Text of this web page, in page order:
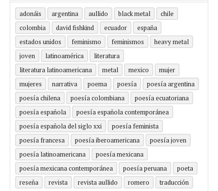
adonáis argentina aullido black metal
chile
colombia
david fishkind ecuador
españa
estados unidos
feminismo feminismos
heavy metal
joven
latinoamérica
literatura
literatura latinoamericana
metal mexico
mujer
mujeres
narrativa poema poesía
poesía argentina
poesía chilena
poesía colombiana
poesía ecuatoriana
poesía española
poesía española contemporánea
poesía española del siglo xxi
poesía feminista
poesía francesa
poesía iberoamericana
poesía joven
poesía latinoamericana
poesía mexicana
poesía mexicana contemporánea
poesía peruana
poeta
reseña
revista revista aullido romero traducción